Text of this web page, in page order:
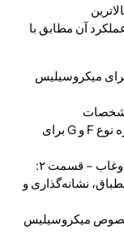
آن مطابق با
میکروسیلیس
افزودنی‌های شیمیایی برای بتن (به ویژه نوع F و G برای
افزودنی‌های بتن، ملات و دوغاب – قسمت ۲:
نشانه‌گذاری و
خصوص میکروسیلیس